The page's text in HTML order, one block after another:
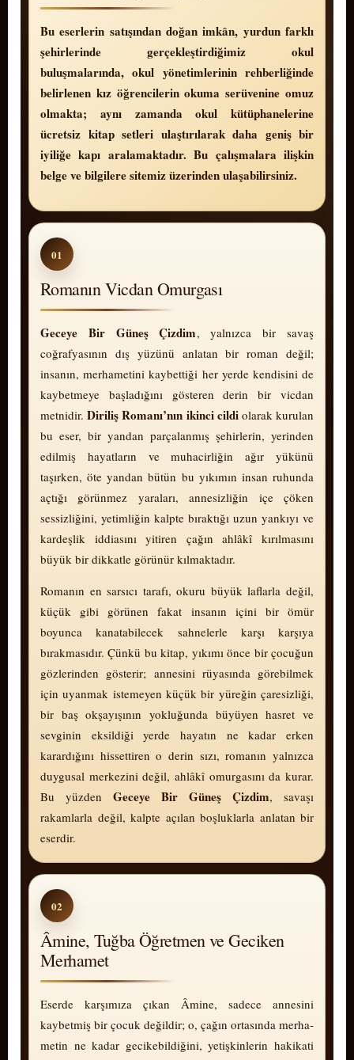
Bu eserlerin satışından doğan imkân, yurdun farklı
şehirlerinde gerçekleştirdiğimiz okul
buluşmalarında, okul yöne­timlerinin rehberliğinde
belirlenen kız öğ­ren­cilerin okuma serüvenine omuz
olmakta; aynı zamanda okul kütüphanelerine
ücretsiz kitap setleri ulaştırılarak daha geniş bir
iyiliğe kapı aralamaktadır. Bu çalışmalara ilişkin
belge ve bilgilere sitemiz üzerinden ulaşabilirsiniz.
01
Romanın Vicdan Omurgası
Ge­ce­ye Bir Güneş Çizdim, yalnızca bir savaş
coğrafyasının dış yüzünü anlatan bir roman değil;
insanın, mer­ha­me­ti­ni kaybettiği her yerde kendisini de
kaybetmeye başladığını gösteren derin bir vic­dan
metnidir.Diriliş Romanı’nın ikinci cildiolarak kurulan
bu eser, bir yandan parçalanmış şehirlerin, yerinden
edilmiş hayatların ve muhacirliğin ağır yükünü
taşırken, öte yandan bütün bu yıkımın insan ruhunda
açtığı görünmez yaraları, annesizliğin içe çöken
sessizliğini, yetimliğin kalpte bıraktığı uzun yankıyı ve
kardeşlik iddiasını yitiren çağın ahlâkî kırılmasını
büyük bir dikkatle görünür kılmaktadır.
Romanın en sarsıcı tarafı, okuru büyük laflarla değil,
küçük gibi görünen fakat insanın içini bir ömür
boyunca kanatabilecek sahnelerle karşı karşıya
bırakmasıdır. Çünkü bu kitap, yıkımı önce bir çocuğun
gözlerinden gösterir; annesini rüyasında görebilmek
için uyanmak istemeyen küçük bir yüreğin çaresizliği,
bir baş okşayışının yokluğunda büyüyen hasret ve
sevginin eksildiği yerde hayatın ne kadar erken
karardığını hissettiren o derin sızı, romanın yalnızca
duygusal merkezini değil, ahlâkî omurgasını da kurar.
Bu yüzden Ge­ce­ye Bir Güneş Çizdim, savaşı
rakamlarla değil, kalpte açılan boşluklarla anlatan bir
eserdir.
02
Âmine, Tuğba Öğretmen ve Geciken
Merhamet
Eserde karşımıza çıkan Âmine, sadece annesini
kaybetmiş bir çocuk değildir; o, çağın ortasında mer­ha­
me­tin ne kadar gecikebildiğini, yetişkinlerin ha­ki­kati